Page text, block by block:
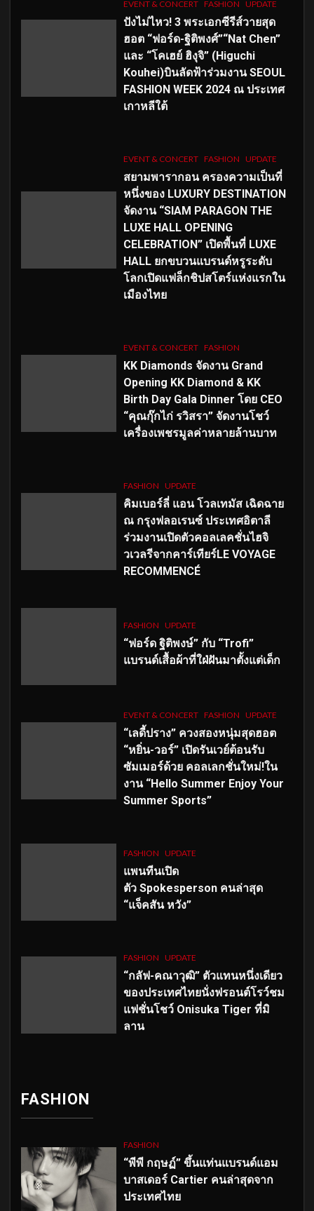
EVENT & CONCERT FASHION UPDATE
ปังไม่ไหว! 3 พระเอกซีรีส์วายสุด
ฮอต “ฟอร์ด-ฐิติพงศ์”“Nat Chen”
และ “โคเฮย์ ฮิงุจิ” (Higuchi
Kouhei)บินลัดฟ้าร่วมงาน SEOUL
FASHION WEEK 2024 ณ ประเทศ
เกาหลีใต้
EVENT & CONCERT FASHION UPDATE
สยามพารากอน ครองความเป็นที่
หนึ่งของ LUXURY DESTINATION
จัดงาน “SIAM PARAGON THE
LUXE HALL OPENING
CELEBRATION” เปิดพื้นที่ LUXE
HALL ยกขบวนแบรนด์หรูระดับ
โลกเปิดแฟล็กชิปสโตร์แห่งแรกใน
เมืองไทย
EVENT & CONCERT FASHION
KK Diamonds จัดงาน Grand
Opening KK Diamond & KK
Birth Day Gala Dinner โดย CEO
“คุณกุ๊กไก่ รวิสรา” จัดงานโชว์
เครื่องเพชรมูลค่าหลายล้านบาท
FASHION UPDATE
คิมเบอร์ลี่ แอน โวลเทมัส เฉิดฉาย
ณ กรุงฟลอเรนซ์ ประเทศอิตาลี
ร่วมงานเปิดตัวคอลเลคชั่นไฮจิ
วเวลรีจากคาร์เทียร์LE VOYAGE
RECOMMENCÉ
FASHION UPDATE
“ฟอร์ด ฐิติพงษ์” กับ “Trofi”
แบรนด์เสื้อผ้าที่ใฝ่ฝันมาตั้งแต่เด็ก
EVENT & CONCERT FASHION UPDATE
“เลดี้ปราง” ควงสองหนุ่มสุดฮอต
“หยิ่น-วอร์” เปิดรันเวย์ต้อนรับ
ซัมเมอร์ด้วย คอลเลกชั่นใหม่!ใน
งาน “Hello Summer Enjoy Your
Summer Sports”
FASHION UPDATE
แพนทีนเปิด
ตัว Spokesperson คนล่าสุด
“แจ็คสัน หวัง”
FASHION UPDATE
“กลัฟ-คณาวุฒิ” ตัวแทนหนึ่งเดียว
ของประเทศไทยนั่งฟรอนต์โรว์ชม
แฟชั่นโชว์ Onisuka Tiger ที่มิ
ลาน
FASHION
FASHION
“พีพี กฤษฏ์” ขึ้นแท่นแบรนด์แอม
บาสเดอร์ Cartier คนล่าสุดจาก
ประเทศไทย